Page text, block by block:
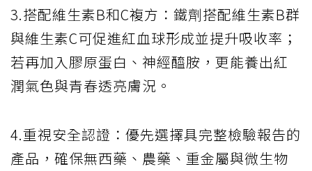
3.搭配維生素B和C複方：鐵劑搭配維生素B群
與維生素C可促進紅血球形成並提升吸收率；
若再加入膠原蛋白、神經醯胺，更能養出紅
潤氣色與青春透亮膚況。
4.重視安全認證：優先選擇具完整檢驗報告的
產品，確保無西藥、農藥、重金屬與微生物